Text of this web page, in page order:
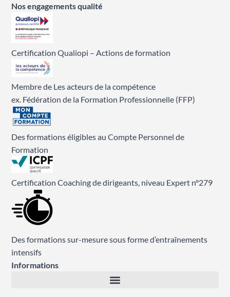
Nos engagements qualité
Certification Qualiopi – Actions de formation
Membre de Les acteurs de la compétence
ex. Fédération de la Formation Professionnelle (FFP)
Des formations éligibles au Compte Personnel de
Formation
Certification Coaching de dirigeants, niveau Expert n°279
Des formations sur-mesure sous forme d’entraînements
intensifs
Informations